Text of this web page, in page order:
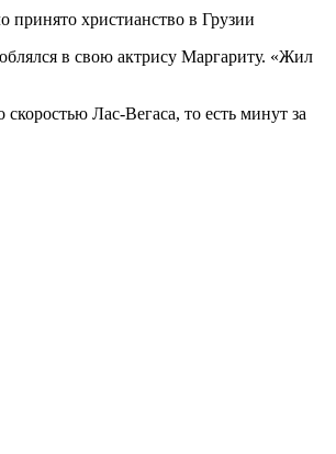
христианство в Грузии
в свою актрису Маргариту. «Жил
Лас-Вегаса, то есть минут за